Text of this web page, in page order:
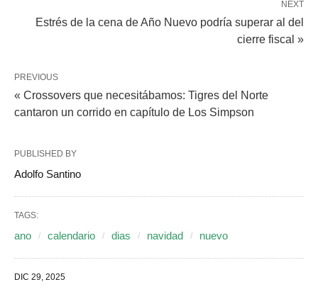
NEXT
Estrés de la cena de Año Nuevo podría superar al del
cierre fiscal »
PREVIOUS
« Crossovers que necesitábamos: Tigres del Norte
cantaron un corrido en capítulo de Los Simpson
PUBLISHED BY
Adolfo Santino
TAGS:
ano calendario dias navidad nuevo
DIC 29, 2025